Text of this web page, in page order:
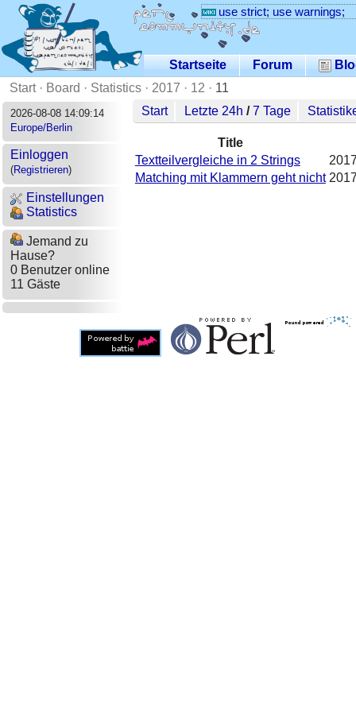
use strict; use warnings;
Startseite Forum
Start· Board · Statistics · 2017 · 12 · 11
2026-08-08 14:09:14
Europe/Berlin
Einloggen
(Registrieren)
Einstellungen
Statistics
Jemand zu
Hause?
0 Benutzer online
11 Gäste
Start Letzte 24h /7 Tage
Title
Textteilvergleiche in 2 Strings
Matching mit Klammern geht nicht